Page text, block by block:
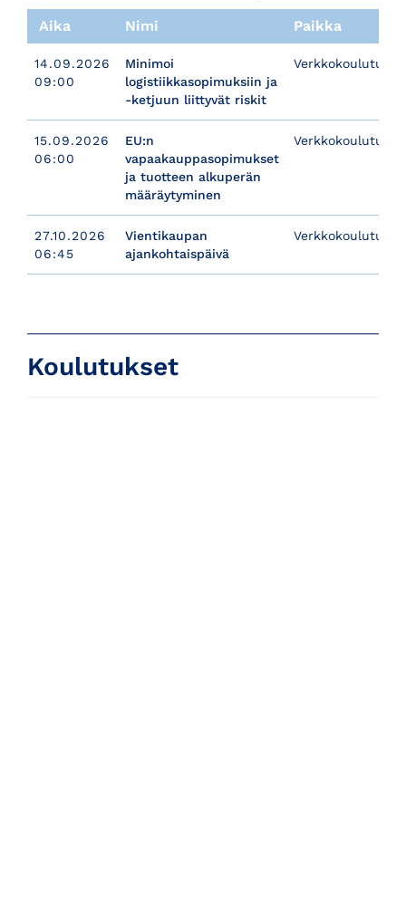
Aika Nimi Paikka
14.09.2026
09:00
Minimoi
logistiikkasopimuksiin ja
-ketjuun liittyvät riskit
Verkkokoulutus
15.09.2026
06:00
EU:n
vapaakauppasopimukset
ja tuotteen alkuperän
määräytyminen
Verkkokoulutus
27.10.2026
06:45
Vientikaupan
ajankohtaispäivä
Koulutukset